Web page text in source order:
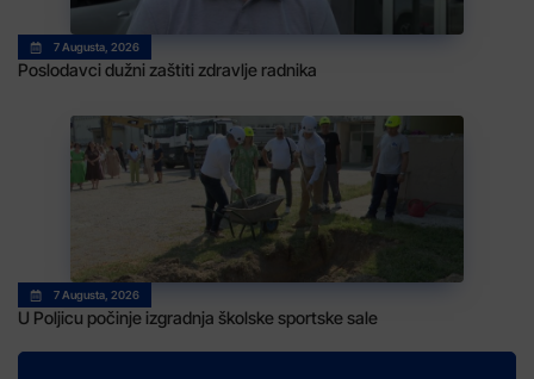
7 Augusta, 2026
Poslodavci dužni zaštiti zdravlje radnika
7 Augusta, 2026
U Poljicu počinje izgradnja školske sportske sale